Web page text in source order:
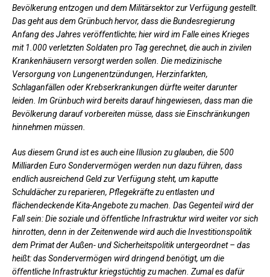
Bevölkerung entzogen und dem Militärsektor zur Verfügung gestellt.
Das geht aus dem Grünbuch hervor, dass die Bundesregierung
Anfang des Jahres veröffentlichte; hier wird im Falle eines Krieges
mit 1.000 verletzten Soldaten pro Tag gerechnet, die auch in zivilen
Krankenhäusern versorgt werden sollen. Die medizinische
Versorgung von Lungenentzündungen, Herzinfarkten,
Schlaganfällen oder Krebserkrankungen dürfte weiter darunter
leiden. Im Grünbuch wird bereits darauf hingewiesen, dass man die
Bevölkerung darauf vorbereiten müsse, dass sie Einschränkungen
hinnehmen müssen.
Aus diesem Grund ist es auch eine Illusion zu glauben, die 500
Milliarden Euro Sondervermögen werden nun dazu führen, dass
endlich ausreichend Geld zur Verfügung steht, um kaputte
Schuldächer zu reparieren, Pflegekräfte zu entlasten und
flächendeckende Kita-Angebote zu machen. Das Gegenteil wird der
Fall sein: Die soziale und öffentliche Infrastruktur wird weiter vor sich
hinrotten, denn in der Zeitenwende wird auch die Investitionspolitik
dem Primat der Außen- und Sicherheitspolitik untergeordnet – das
heißt: das Sondervermögen wird dringend benötigt, um die
öffentliche Infrastruktur kriegstüchtig zu machen. Zumal es dafür